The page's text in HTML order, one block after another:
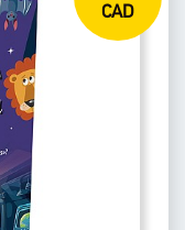
CAD